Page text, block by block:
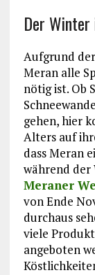
Der Winter
Aufgrund
Meran alle
nötig ist. Ob
gehen, hier
Alters auf
dass Meran
während der
Meraner
von Ende
durchaus
viele
angeboten